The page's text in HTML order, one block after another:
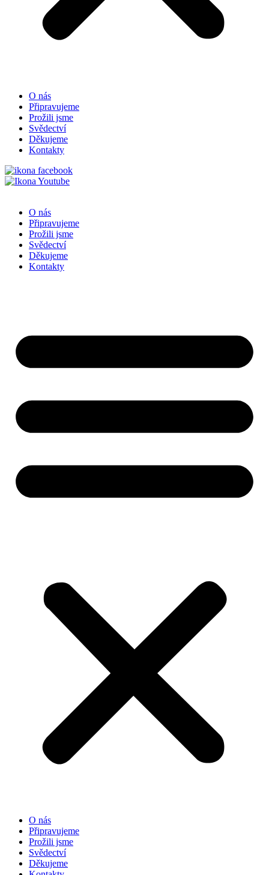
O nás
Připravujeme
Prožili jsme
Svědectví
Děkujeme
Kontakty
O nás
Připravujeme
Prožili jsme
Svědectví
Děkujeme
Kontakty
O nás
Připravujeme
Prožili jsme
Svědectví
Děkujeme